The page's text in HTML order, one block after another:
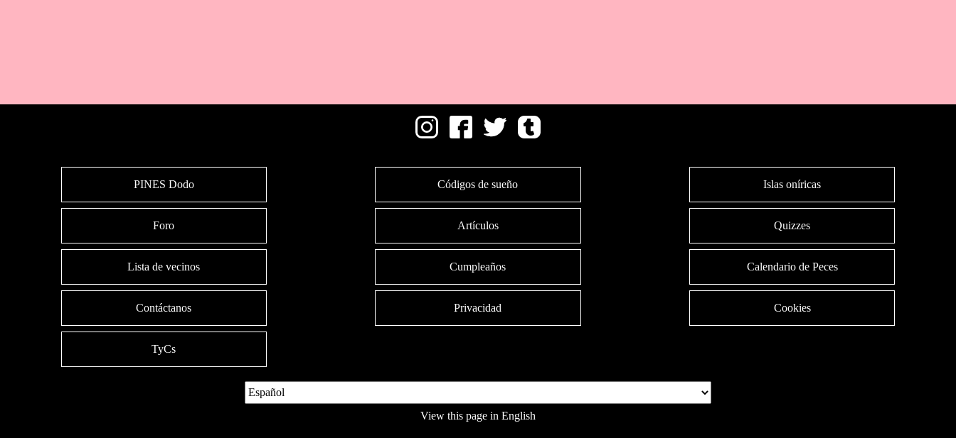
PINES Dodo Códigos de sueño Islas oníricas
Foro Artículos Quizzes
Lista de vecinos Cumpleaños Calendario de Peces
Contáctanos Privacidad Cookies
TyCs
View this page in English